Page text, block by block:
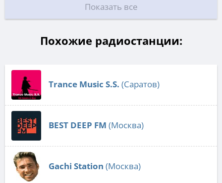
Показать все
Похожие радиостанции:
Trance Music S.S. (Саратов)
BEST DEEP FM (Москва)
Gachi Station (Москва)